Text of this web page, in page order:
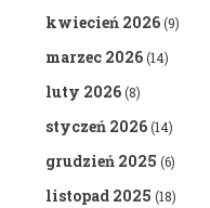
kwiecień 2026(9)
marzec 2026(14)
luty 2026(8)
styczeń 2026(14)
grudzień 2025 (6)
listopad 2025 (18)